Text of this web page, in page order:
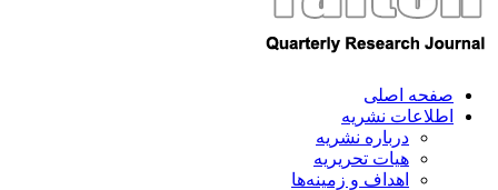
صفحه اصلی
اطلاعات نشریه
درباره نشریه
هیات تحریریه
اهداف و زمینه‌ها